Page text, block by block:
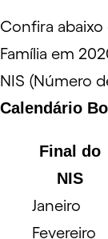
Confira
Família em
NIS (Número
Calendário
Final do
NIS
Janeiro
Fevereiro